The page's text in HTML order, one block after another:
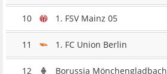
10 1. FSV Mainz 05
11 1. FC Union Berlin
12 Borussia Mönchengladbach